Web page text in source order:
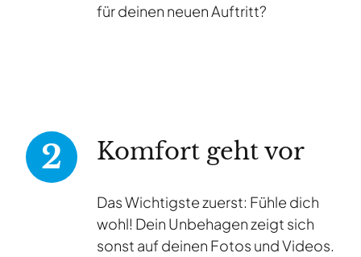
für deinen neuen Auftritt?
Komfort geht vor
Das Wichtigste zuerst: Fühle dich
wohl! Dein Unbehagen zeigt sich
sonst auf deinen Fotos und Videos.